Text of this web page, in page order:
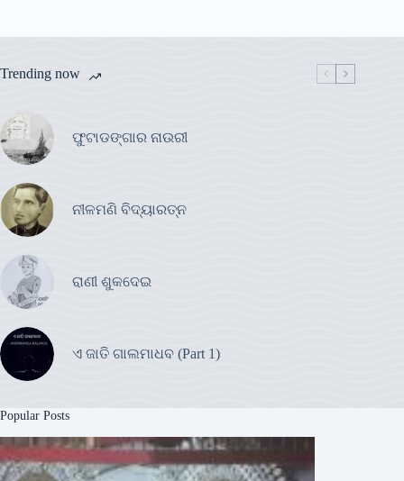
Trending now
ଫୁଟାଡଙ୍ଗାର ନାଉରୀ
ନୀଳମଣି ବିଦ୍ୟାରତ୍ନ
ରାଣୀ ଶୁକଦେଇ
ଏ ଜାତି ଗାଲମାଧବ (Part 1)
Popular Posts